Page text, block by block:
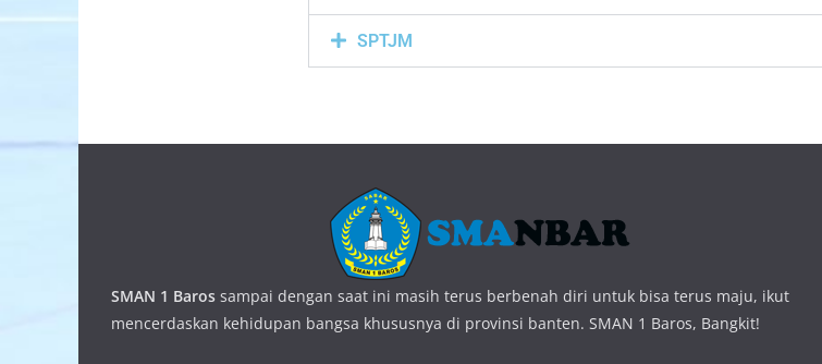
SPTJM
SMAN 1 Baros sampai dengan saat ini masih terus berbenah diri untuk bisa terus maju, ikut
mencerdaskan kehidupan bangsa khususnya di provinsi banten. SMAN 1 Baros, Bangkit!